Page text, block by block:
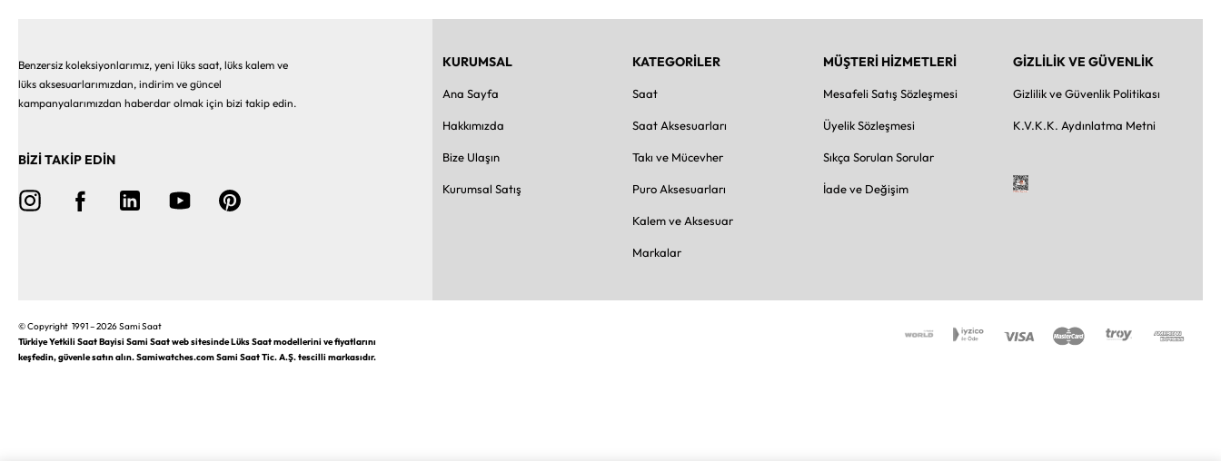
Benzersiz koleksiyonlarımız, yeni lüks saat, lüks kalem ve
lüks aksesuarlarımızdan, indirim ve güncel
kampanyalarımızdan haberdar olmak için bizi takip edin.
BİZİ TAKİP EDİN
KURUMSAL
Ana Sayfa
Hakkımızda
Bize Ulaşın
Kurumsal Satış
KATEGORİLER
Saat
Saat Aksesuarları
Takı ve Mücevher
Puro Aksesuarları
Kalem ve Aksesuar
Markalar
MÜŞTERİ HİZMETLERİ
Mesafeli Satış Sözleşmesi
Üyelik Sözleşmesi
Sıkça Sorulan Sorular
İade ve Değişim
GİZLİLİK VE GÜVENLİK
Gizlilik ve Güvenlik Politikası
K.V.K.K. Aydınlatma Metni
© Copyright 1991 – 2026 Sami Saat
Türkiye Yetkili Saat Bayisi Sami Saat web sitesinde Lüks Saat modellerini ve fiyatlarını
keşfedin, güvenle satın alın. Samiwatches.com Sami Saat Tic. A.Ş. tescilli markasıdır.